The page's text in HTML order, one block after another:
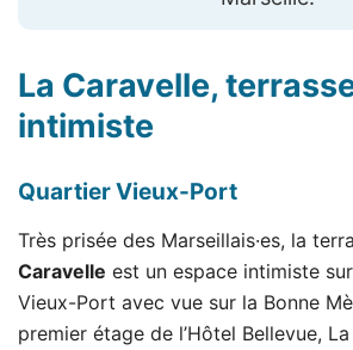
La Caravelle,
intimiste
Quartier Vieux-Port
Très prisée des Marseillais·es, la
Caravelle est un espace intimiste
Vieux-Port avec vue sur la Bonne
premier étage de l’Hôtel Bellevue,